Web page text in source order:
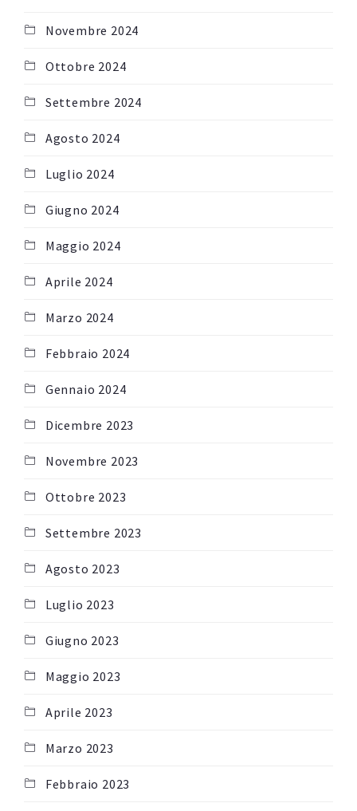
Novembre 2024
Ottobre 2024
Settembre 2024
Agosto 2024
Luglio 2024
Giugno 2024
Maggio 2024
Aprile 2024
Marzo 2024
Febbraio 2024
Gennaio 2024
Dicembre 2023
Novembre 2023
Ottobre 2023
Settembre 2023
Agosto 2023
Luglio 2023
Giugno 2023
Maggio 2023
Aprile 2023
Marzo 2023
Febbraio 2023